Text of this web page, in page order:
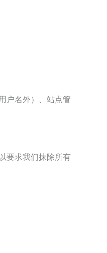
户名外）、站点管
要求我们抹除所有